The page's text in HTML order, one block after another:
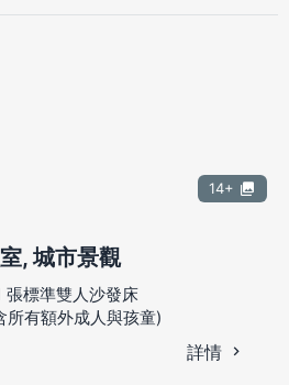
14+
, 城市景觀
張標準雙人沙發床
有額外成人與孩童)
詳情